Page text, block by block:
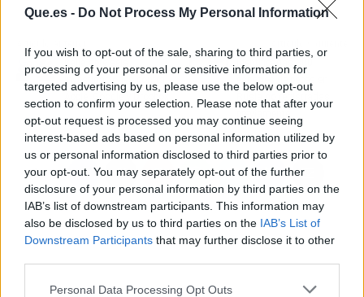
Que.es - Do Not Process My Personal Information
If you wish to opt-out of the sale, sharing to third parties, or
processing of your personal or sensitive information for
targeted advertising by us, please use the below opt-out
section to confirm your selection. Please note that after your
opt-out request is processed you may continue seeing
interest-based ads based on personal information utilized by
us or personal information disclosed to third parties prior to
your opt-out. You may separately opt-out of the further
disclosure of your personal information by third parties on the
IAB’s list of downstream participants. This information may
also be disclosed by us to third parties on the IAB’s List of
Downstream Participants that may further disclose it to other
Personal Data Processing Opt Outs
Italia abre seis
investigaciones contra
Apple, Google y Dropbox
Identificadas 300
especies de peces en
Rusia no registradas
previamente